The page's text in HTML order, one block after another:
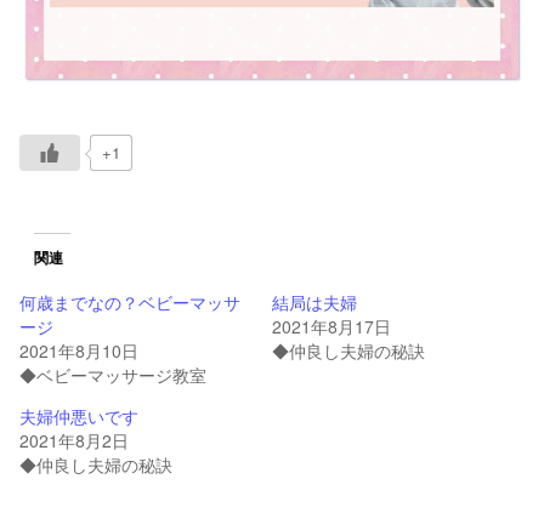
+1
関連
何歳までなの？ベビーマッサ
ージ
2021年8月10日
◆ベビーマッサージ教室
結局は夫婦
2021年8月17日
◆仲良し夫婦の秘訣
夫婦仲悪いです
2021年8月2日
◆仲良し夫婦の秘訣